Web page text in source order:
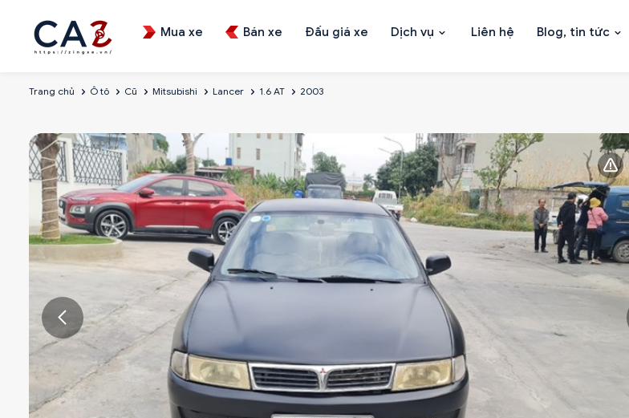
Mua xe Bán xe Đấu giá xe Dịch vụ Liên hệ Blog, tin tức
Trang chủ Ô tô Cũ Mitsubishi Lancer 1.6 AT 2003